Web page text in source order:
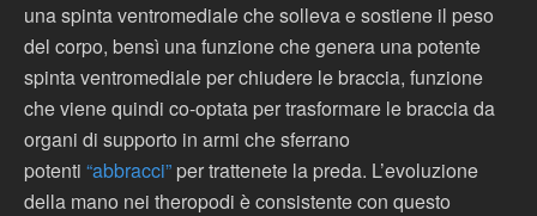
una spinta ventromediale che solleva e sostiene il peso
del corpo, bensì una funzione che genera una potente
spinta ventromediale per chiudere le braccia, funzione
che viene quindi co-optata per trasformare le braccia da
organi di supporto in armi che sferrano
potenti “abbracci” per trattenete la preda. L’evoluzione
della mano nei theropodi è consistente con questo